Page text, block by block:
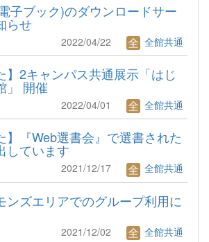
子ブック)のダウンロードサー
らせ
2022/04/22 全館共通
】2キャンパス共通展示「はじ
」 開催
2022/04/01 全館共通
】『Web選書会』で選書された
しています
2021/12/17 全館共通
ンズエリアでのグループ利用に
2021/12/02 全館共通